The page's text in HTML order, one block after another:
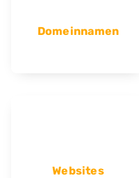
Domeinnamen
Websites